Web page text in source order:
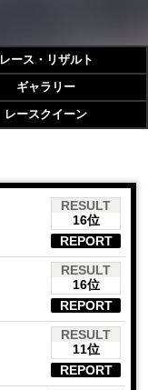
レース・リザルト
ギャラリー
レースクイーン
RESULT
16位
REPORT
RESULT
16位
REPORT
RESULT
11位
REPORT